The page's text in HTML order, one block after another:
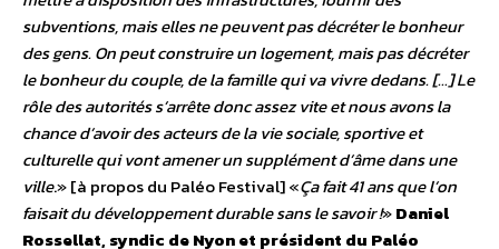
subventions, mais elles ne peuvent pas décréter le bonheur
des gens. On peut construire un logement, mais pas décréter
le bonheur du couple, de la famille qui va vivre dedans. […] Le
rôle des autorités s’arrête donc assez vite et nous avons la
chance d’avoir des acteurs de la vie sociale, sportive et
culturelle qui vont amener un supplément d’âme dans une
ville.» [à propos du Paléo Festival] «Ça fait 41 ans que l’on
faisait du développement durable sans le savoir !»Daniel
Rossellat, syndic de Nyon et président du Paléo